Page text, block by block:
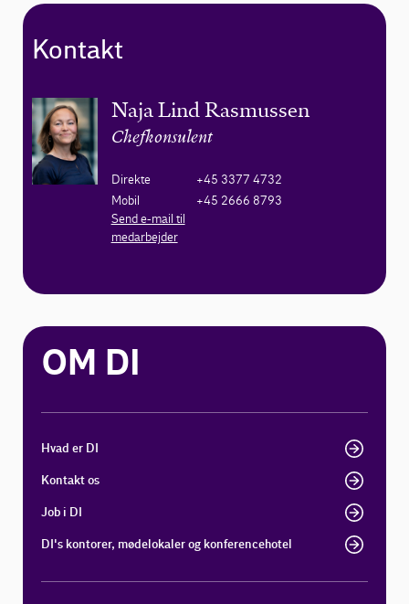
Kontakt
Naja Lind Rasmussen
Chefkonsulent
Direkte
+45 3377 4732
Mobil
+45 2666 8793
Send e-mail til
medarbejder
OM DI
Hvad er DI
Kontakt os
Job i DI
DI's kontorer, mødelokaler og konferencehotel